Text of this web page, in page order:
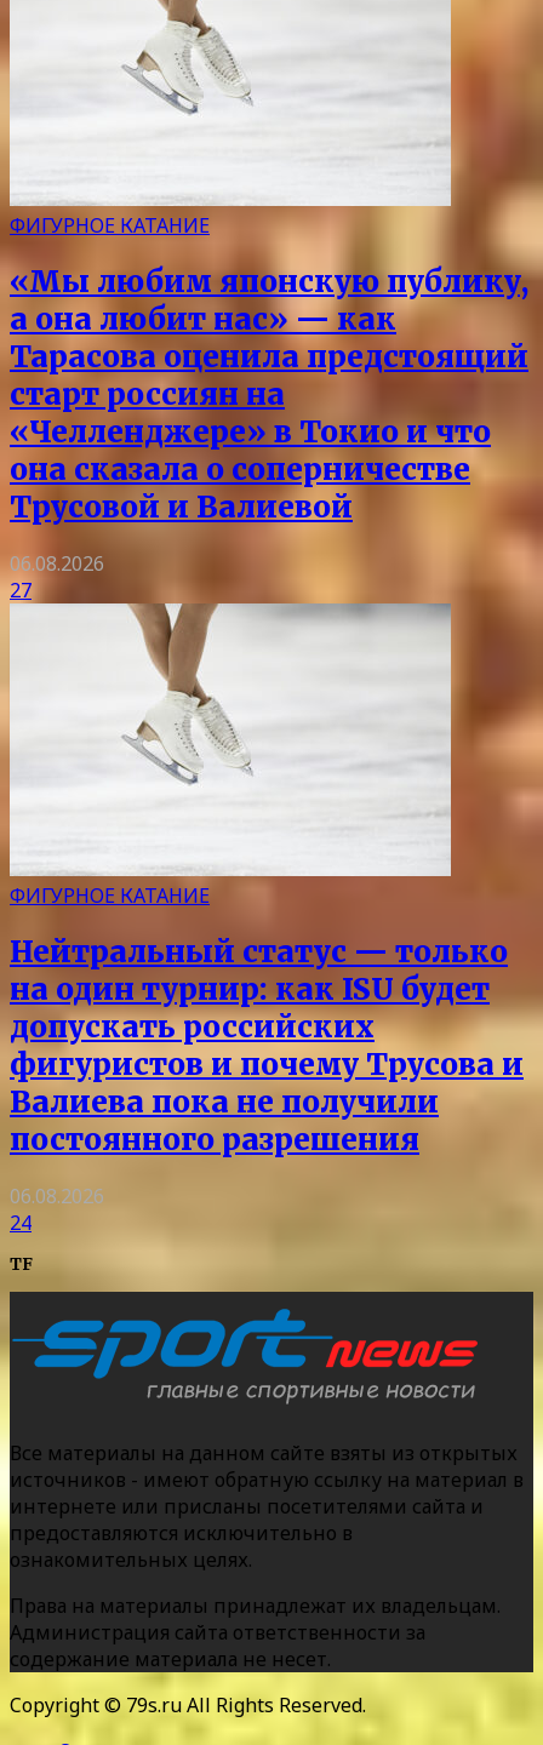
ФИГУРНОЕ КАТАНИЕ
«Мы любим японскую публику,
а она любит нас» — как
Тарасова оценила предстоящий
старт россиян на
«Челленджере» в Токио и что
она сказала о соперничестве
Трусовой и Валиевой
06.08.2026
27
ФИГУРНОЕ КАТАНИЕ
Нейтральный статус — только
на один турнир: как ISU будет
допускать российских
фигуристов и почему Трусова и
Валиева пока не получили
постоянного разрешения
06.08.2026
24
TF
Все материалы на данном сайте взяты из открытых
источников - имеют обратную ссылку на материал в
интернете или присланы посетителями сайта и
предоставляются исключительно в
ознакомительных целях.
Права на материалы принадлежат их владельцам.
Администрация сайта ответственности за
содержание материала не несет.
Copyright © 79s.ru All Rights Reserved.